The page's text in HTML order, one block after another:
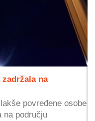
na
povređene osobe
na području